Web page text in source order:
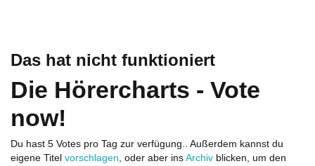
Das hat nicht funktioniert
Die Hörercharts - Vote
now!
Du hast 5 Votes pro Tag zur verfügung.. Außerdem kannst du
eigene Titel vorschlagen, oder aber ins Archiv blicken, um den